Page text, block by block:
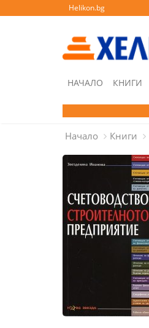
Helikon.bg
НАЧАЛО КНИГИ
Начало Книги